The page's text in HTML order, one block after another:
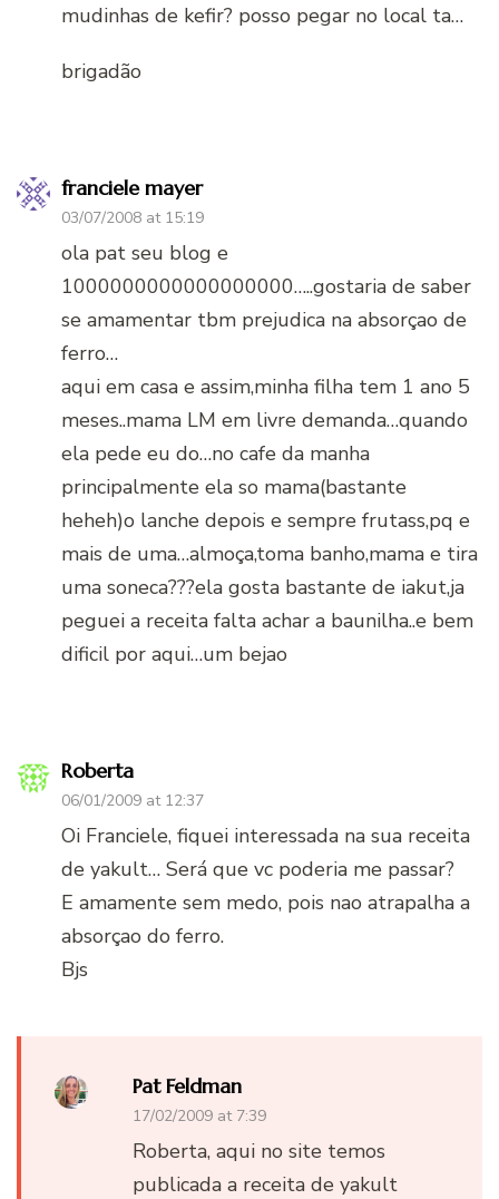
mudinhas de kefir? posso pegar no local ta…
brigadão
franciele mayer
03/07/2008 at 15:19
ola pat seu blog e
1000000000000000000…..gostaria de saber
se amamentar tbm prejudica na absorçao de
ferro…
aqui em casa e assim,minha filha tem 1 ano 5
meses..mama LM em livre demanda…quando
ela pede eu do…no cafe da manha
principalmente ela so mama(bastante
heheh)o lanche depois e sempre frutass,pq e
mais de uma…almoça,toma banho,mama e tira
uma soneca???ela gosta bastante de iakut,ja
peguei a receita falta achar a baunilha..e bem
dificil por aqui…um bejao
Roberta
06/01/2009 at 12:37
Oi Franciele, fiquei interessada na sua receita
de yakult… Será que vc poderia me passar?
E amamente sem medo, pois nao atrapalha a
absorçao do ferro.
Bjs
Pat Feldman
17/02/2009 at 7:39
Roberta, aqui no site temos
publicada a receita de yakult